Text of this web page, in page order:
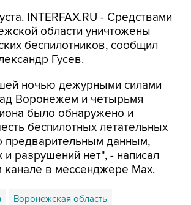
INTERFAX.RU - Средствами
области уничтожены
беспилотников, сообщил
Гусев.
ночью дежурными силами
Воронежем и четырьмя
было обнаружено и
беспилотных летательных
предварительным данным,
и разрушений нет", - написал
канале в мессенджере Max.
Воронежская область